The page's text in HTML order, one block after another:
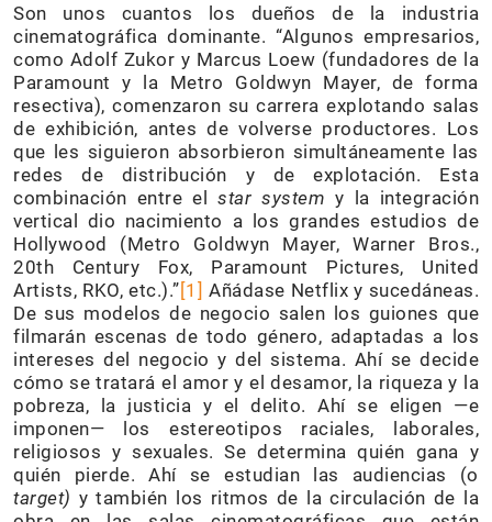
Son unos cuantos los dueños de la industria
cinematográfica dominante. “Algunos empresarios,
como Adolf Zukor y Marcus Loew (fundadores de la
Paramount y la Metro Goldwyn Mayer, de forma
resectiva), comenzaron su carrera explotando salas
de exhibición, antes de volverse productores. Los
que les siguieron absorbieron simultáneamente las
redes de distribución y de explotación. Esta
combinación entre el star system y la integración
vertical dio nacimiento a los grandes estudios de
Hollywood (Metro Goldwyn Mayer, Warner Bros.,
20th Century Fox, Paramount Pictures, United
Artists, RKO, etc.).”[1] Añádase Netflix y sucedáneas.
De sus modelos de negocio salen los guiones que
filmarán escenas de todo género, adaptadas a los
intereses del negocio y del sistema. Ahí se decide
cómo se tratará el amor y el desamor, la riqueza y la
pobreza, la justicia y el delito. Ahí se eligen —e
imponen— los estereotipos raciales, laborales,
religiosos y sexuales. Se determina quién gana y
quién pierde. Ahí se estudian las audiencias (o
target) y también los ritmos de la circulación de la